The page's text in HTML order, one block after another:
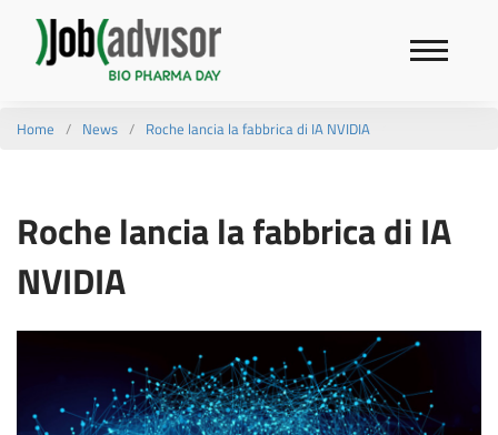
Home News Roche lancia la fabbrica di IA NVIDIA
Roche lancia la fabbrica di IA
NVIDIA